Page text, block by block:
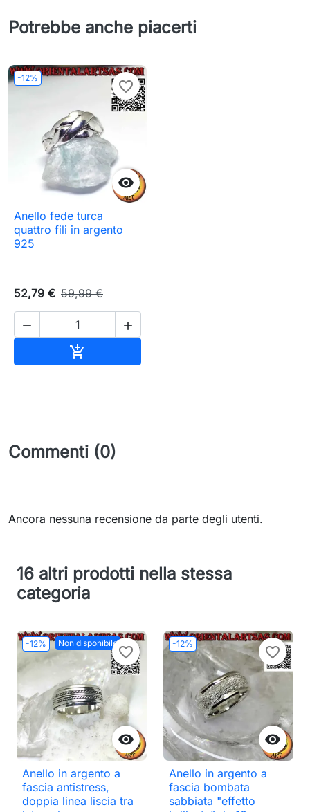
Potrebbe anche piacerti
-12%

favorite_border
Anello fede turca
quattro fili in argento
925
52,79 € 59,99 €
 

Commenti (0)
Ancora nessuna recensione da parte degli utenti.
16 altri prodotti nella stessa
categoria
-12% Non disponibile

favorite_border
Anello in argento a
fascia antistress,
doppia linea liscia tra
-12%

favorite_border
Anello in argento a
fascia bombata
sabbiata "effetto